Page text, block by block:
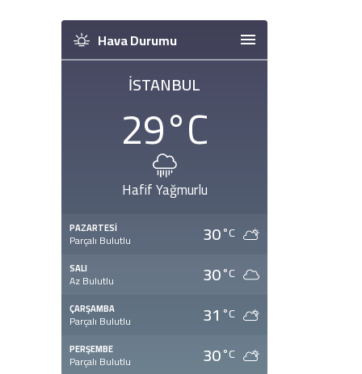
Hava Durumu
İSTANBUL
29°C
Hafif Yağmurlu
PAZARTESI
Parçalı Bulutlu 30°C
SALI
Az Bulutlu 30°C
ÇARŞAMBA
Parçalı Bulutlu 31 °C
PERŞEMBE
Parçalı Bulutlu 30°C